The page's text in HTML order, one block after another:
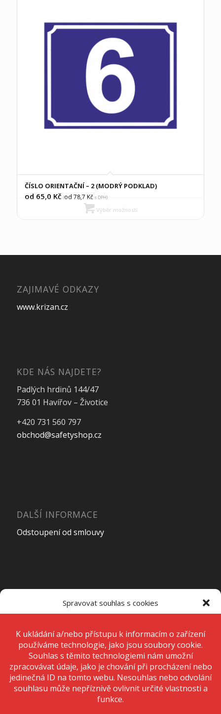
Spravovat souhlas s cookies
technologie, jako jsou soubory cookie. Děláme to, abychom zlepšili
zážitek z prohlížení a zobrazovali personalizované reklamy. Souhlas s
těmito technologiemi nám umožní zpracovávat údaje, jako je chování
při procházení nebo jedinečná ID na tomto webu. Nesouhlas nebo
odvolání souhlasu může nepříznivě ovlivnit určité vlastnosti a funkce.
Přijmout
ČÍSLO ORIENTAČNÍ – 2 (MODRÝ PODKLAD)
od 65,0 Kč (od 78,7 Kčs DPH)
Výběr možností
ZAJIMAVÉ ODKAZY
www.krizan.cz
KDE NÁS NAJDETE?
Padlých hrdinů 144/47
736 01 Havířov – Životice
+420 731 560 797
obchod@safetyshop.cz
DALŠÍ INFORMACE
Odstoupení od smlouvy
Pondělí – Pátek7:00 – 15:00
SobotaZavřeno
Neděle Zavřeno